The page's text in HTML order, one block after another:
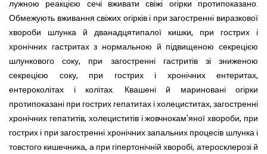
лужною реакцією сечі вживати свіжі огірки протипоказано.
Обмежують вживання свіжих огірків і при загостренні виразкової
хвороби шлунка й дванадцятипалої кишки, при гострих і
хронічних гастритах з нормальною й підвищеною секрецією
шлункового соку, при загостренні гастритів зі зниженою
секрецією соку, при гострих і хронічних ентеритах,
ентероколітах і колітах. Квашені й мариновані огірки
протипоказані при гострих гепатитах і холециститах, загостренні
хронічних гепатитів, холециститів і жовчнокам'яної хвороби, при
гострих і при загостренні хронічних запальних процесів шлунка і
товстого кишечника, а при гіпертонічній хворобі, атеросклерозі й